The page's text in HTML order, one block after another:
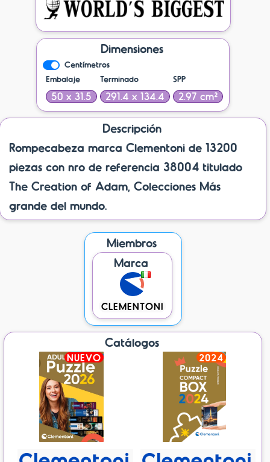
Dimensiones
Centímetros
Embalaje
50 x 31.5
Terminado
291.4 x 134.4
SPP
2.97 cm²
Descripción
Rompecabeza marca Clementoni de 13200
piezas con nro de referencia 38004 titulado
The Creation of Adam, Colecciones Más
grande del mundo.
Miembros
Marca
CLEMENTONI
Catálogos
NUEVO 2024